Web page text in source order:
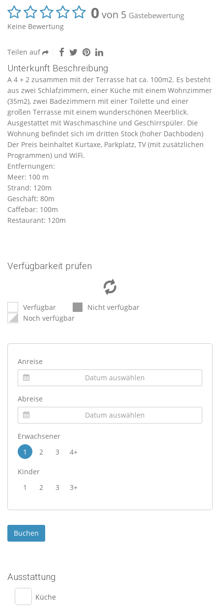
0 von 5 Gästebewertung
Keine Bewertung
Teilen auf
Unterkunft Beschreibung
A 4 + 2 zusammen mit der Terrasse hat ca. 100m2. Es besteht
aus zwei Schlafzimmern, einer Küche mit einem Wohnzimmer
(35m2), zwei Badezimmern mit einer Toilette und einer
großen Terrasse mit einem wunderschönen Meerblick.
Ausgestattet mit Waschmaschine und Geschirrspüler. Die
Wohnung befindet sich im dritten Stock (hoher Dachboden)
Der Preis beinhaltet Kurtaxe, Parkplatz, TV (mit zusätzlichen
Programmen) und WiFi.
Entfernungen:
Meer: 100 m
Strand: 120m
Geschäft: 80m
Caffebar: 100m
Restaurant: 120m
Verfügbarkeit prüfen
Verfügbar
Nicht verfügbar
Noch verfügbar
Anreise
Abreise
Erwachsener
1
2 3 4+
Kinder
1
2 3 3+
Ausstattung
Küche